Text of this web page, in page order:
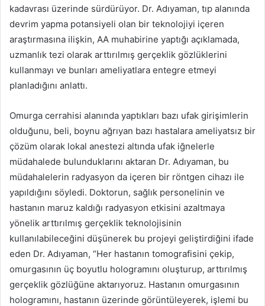
kadavrası üzerinde sürdürüyor. Dr. Adıyaman, tıp alanında
devrim yapma potansiyeli olan bir teknolojiyi içeren
araştırmasına ilişkin, AA muhabirine yaptığı açıklamada,
uzmanlık tezi olarak arttırılmış gerçeklik gözlüklerini
kullanmayı ve bunları ameliyatlara entegre etmeyi
planladığını anlattı.
Omurga cerrahisi alanında yaptıkları bazı ufak girişimlerin
olduğunu, beli, boynu ağrıyan bazı hastalara ameliyatsız bir
çözüm olarak lokal anestezi altında ufak iğnelerle
müdahalede bulunduklarını aktaran Dr. Adıyaman, bu
müdahalelerin radyasyon da içeren bir röntgen cihazı ile
yapıldığını söyledi. Doktorun, sağlık personelinin ve
hastanın maruz kaldığı radyasyon etkisini azaltmaya
yönelik arttırılmış gerçeklik teknolojisinin
kullanılabileceğini düşünerek bu projeyi geliştirdiğini ifade
eden Dr. Adıyaman, “Her hastanın tomografisini çekip,
omurgasının üç boyutlu hologramını oluşturup, arttırılmış
gerçeklik gözlüğüne aktarıyoruz. Hastanın omurgasının
hologramını, hastanın üzerinde görüntüleyerek, işlemi bu